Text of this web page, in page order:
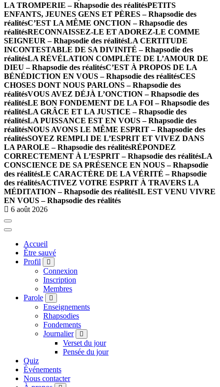
LA TROMPERIE – Rhapsodie des réalitésPETITS
ENFANTS, JEUNES GENS ET PÈRES – Rhapsodie des
réalitésC’EST LA MÊME ONCTION – Rhapsodie des
réalitésRECONNAISSEZ-LE ET ADOREZ-LE COMME
SEIGNEUR – Rhapsodie des réalitésLA CERTITUDE
INCONTESTABLE DE SA DIVINITÉ – Rhapsodie des
réalitésLA RÉVÉLATION COMPLÈTE DE L’AMOUR DE
DIEU – Rhapsodie des réalitésC’EST À PROPOS DE LA
BÉNÉDICTION EN VOUS – Rhapsodie des réalitésCES
CHOSES DONT NOUS PARLONS – Rhapsodie des
réalitésVOUS AVEZ DÉJÀ L’ONCTION – Rhapsodie des
réalitésLE BON FONDEMENT DE LA FOI – Rhapsodie des
réalitésLA GRÂCE ET LA JUSTICE – Rhapsodie des
réalitésLA PUISSANCE EST EN VOUS – Rhapsodie des
réalitésNOUS AVONS LE MÊME ESPRIT – Rhapsodie des
réalitésSOYEZ REMPLI DE L’ESPRIT ET VIVEZ DANS
LA PAROLE – Rhapsodie des réalitésRÉPONDEZ
CORRECTEMENT À L’ESPRIT – Rhapsodie des réalitésLA
CONSCIENCE DE SA PRÉSENCE EN NOUS – Rhapsodie
des réalitésLE CARACTÈRE DE LA VÉRITÉ – Rhapsodie
des réalitésACTIVEZ VOTRE ESPRIT À TRAVERS LA
MÉDITATION – Rhapsodie des réalitésIL EST VENU VIVRE
EN VOUS – Rhapsodie des réalités
6 août 2026
Accueil
Être sauvé
Profil
Connexion
Inscription
Membres
Parole
Enseignements
Rhapsodies
Fondements
Journalier
Verset du jour
Pensée du jour
Quiz
Événements
Nous contacter